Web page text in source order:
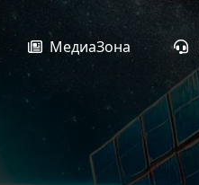
МедиаЗона